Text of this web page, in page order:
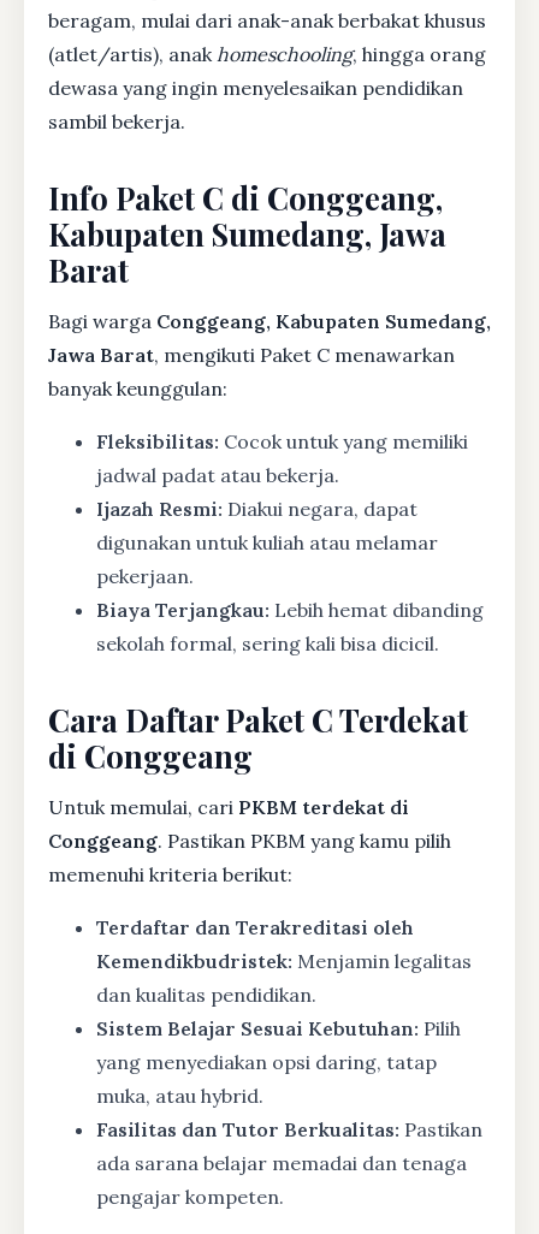
beragam, mulai dari anak-anak berbakat khusus
(atlet/artis), anakhomeschooling, hingga orang
dewasa yang ingin menyelesaikan pendidikan
sambil bekerja.
Info Paket C di Conggeang,
Kabupaten Sumedang, Jawa
Barat
Bagi warga Conggeang, Kabupaten Sumedang,
Jawa Barat, mengikuti Paket C menawarkan
banyak keunggulan:
Fleksibilitas: Cocok untuk yang memiliki
jadwal padat atau bekerja.
Ijazah Resmi: Diakui negara, dapat
digunakan untuk kuliah atau melamar
pekerjaan.
Biaya Terjangkau: Lebih hemat dibanding
sekolah formal, sering kali bisa dicicil.
Cara Daftar Paket C Terdekat
di Conggeang
Untuk memulai, cari PKBM terdekat di
Conggeang. Pastikan PKBM yang kamu pilih
memenuhi kriteria berikut:
Terdaftar dan Terakreditasi oleh
Kemendikbudristek: Menjamin legalitas
dan kualitas pendidikan.
Sistem Belajar Sesuai Kebutuhan: Pilih
yang menyediakan opsi daring, tatap
muka, atau hybrid.
Fasilitas dan Tutor Berkualitas: Pastikan
ada sarana belajar memadai dan tenaga
pengajar kompeten.